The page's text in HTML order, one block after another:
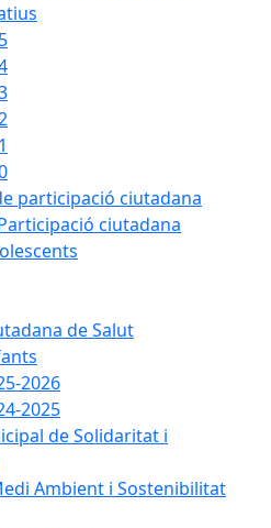
participació ciutadana
ciutadana
de Salut
2026
2025
de Solidaritat i
Ambient i Sostenibilitat